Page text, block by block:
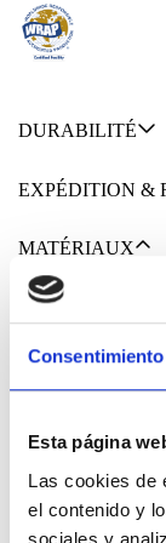
Consentimiento
Esta página
Las cookies de
el contenido y
sociales y
DURABILITÉ
EXPÉDITION &
MATÉRIAUX
45% COTON BIO